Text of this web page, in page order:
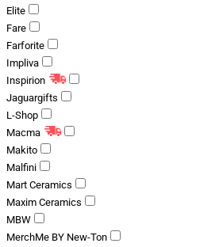
Elite
Fare
Farforite
Impliva
Inspirion
Jaguargifts
L-Shop
Macma
Makito
Malfini
Mart Ceramics
Maxim Ceramics
MBW
MerchMe BY New-Ton